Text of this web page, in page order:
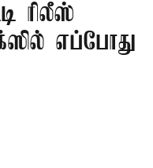
ரிலீஸ்
எப்போது